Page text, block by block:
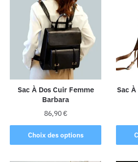
Sac À Dos Cuir Femme
Barbara
86,90€
Choix des options
Ce
produit
Sac